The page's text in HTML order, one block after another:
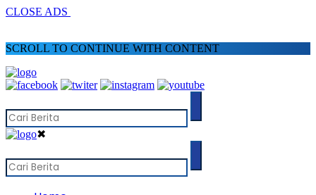
CLOSE ADS
SCROLL TO CONTINUE WITH CONTENT
✖